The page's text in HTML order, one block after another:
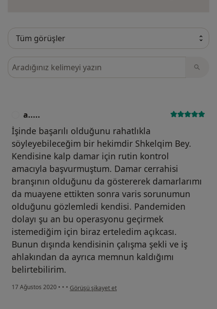
Görüşler içerisinde ara
a.....
İşinde başarılı olduğunu rahatlıkla
söyleyebileceğim bir hekimdir Shkelqim Bey.
Kendisine kalp damar için rutin kontrol
amacıyla başvurmuştum. Damar cerrahisi
branşının olduğunu da göstererek damarlarımı
da muayene ettikten sonra varis sorunumun
olduğunu gözlemledi kendisi. Pandemiden
dolayı şu an bu operasyonu geçirmek
istemediğim için biraz erteledim açıkcası.
Bunun dışında kendisinin çalışma şekli ve iş
ahlakından da ayrıca memnun kaldığımı
belirtebilirim.
17 Ağustos 2020 • • • kullanıcının görüşüne göre a.....
Görüşü şikayet et